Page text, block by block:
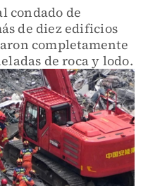
condado de
de diez edificios
completamente
de roca y lodo.